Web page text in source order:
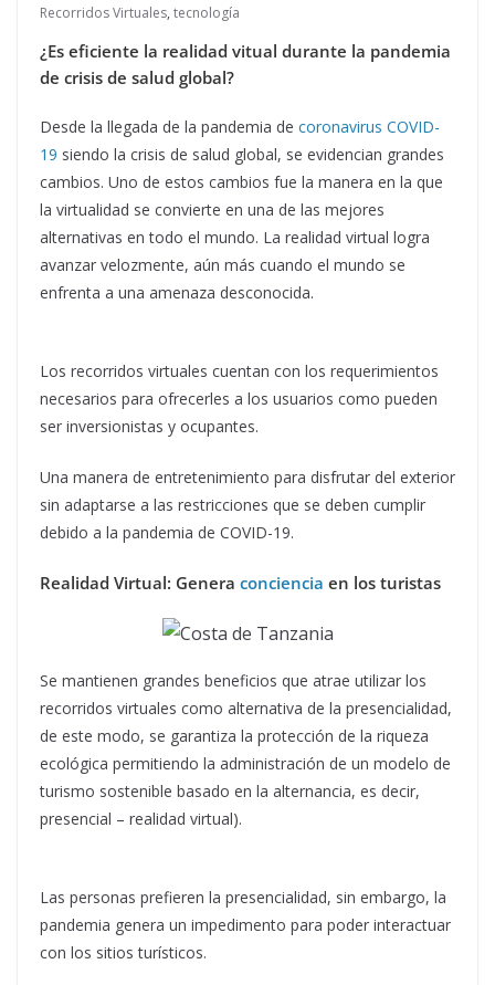
Recorridos Virtuales, tecnología
¿Es eficiente la realidad vitual durante la pandemia
de crisis de salud global?
Desde la llegada de la pandemia de coronavirus COVID-
19 siendo la crisis de salud global, se evidencian grandes
cambios. Uno de estos cambios fue la manera en la que
la virtualidad se convierte en una de las mejores
alternativas en todo el mundo. La realidad virtual logra
avanzar velozmente, aún más cuando el mundo se
enfrenta a una amenaza desconocida.
Los recorridos virtuales cuentan con los requerimientos
necesarios para ofrecerles a los usuarios como pueden
ser inversionistas y ocupantes.
Una manera de entretenimiento para disfrutar del exterior
sin adaptarse a las restricciones que se deben cumplir
debido a la pandemia de COVID-19.
Realidad Virtual: Genera conciencia en los turistas
Se mantienen grandes beneficios que atrae utilizar los
recorridos virtuales como alternativa de la presencialidad,
de este modo, se garantiza la protección de la riqueza
ecológica permitiendo la administración de un modelo de
turismo sostenible basado en la alternancia, es decir,
presencial – realidad virtual).
Las personas prefieren la presencialidad, sin embargo, la
pandemia genera un impedimento para poder interactuar
con los sitios turísticos.